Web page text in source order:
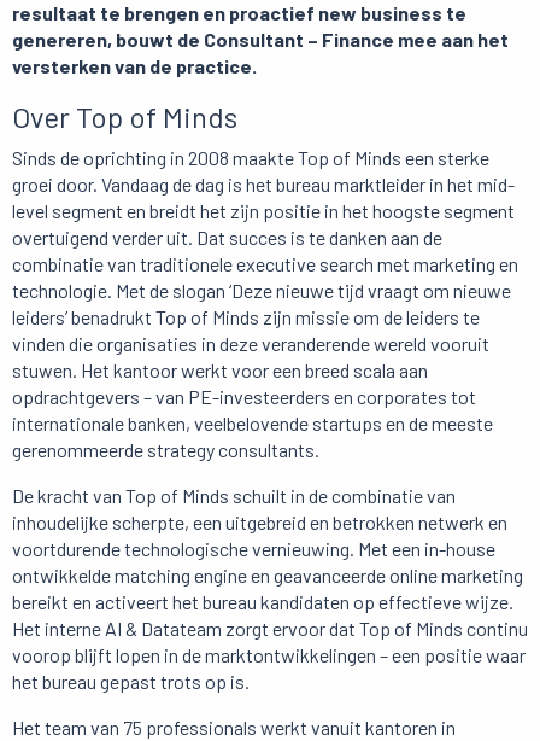
resultaat te brengen en proactief new business te
genereren, bouwt de Consultant – Finance mee aan het
versterken van de practice.
Over Top of Minds
Sinds de oprichting in 2008 maakte Top of Minds een sterke
groei door. Vandaag de dag is het bureau marktleider in het mid-
level segment en breidt het zijn positie in het hoogste segment
overtuigend verder uit. Dat succes is te danken aan de
combinatie van traditionele executive search met marketing en
technologie. Met de slogan ‘Deze nieuwe tijd vraagt om nieuwe
leiders’ benadrukt Top of Minds zijn missie om de leiders te
vinden die organisaties in deze veranderende wereld vooruit
stuwen. Het kantoor werkt voor een breed scala aan
opdrachtgevers – van PE-investeerders en corporates tot
internationale banken, veelbelovende startups en de meeste
gerenommeerde strategy consultants.
De kracht van Top of Minds schuilt in de combinatie van
inhoudelijke scherpte, een uitgebreid en betrokken netwerk en
voortdurende technologische vernieuwing. Met een in-house
ontwikkelde matching engine en geavanceerde online marketing
bereikt en activeert het bureau kandidaten op effectieve wijze.
Het interne AI & Datateam zorgt ervoor dat Top of Minds continu
voorop blijft lopen in de marktontwikkelingen – een positie waar
het bureau gepast trots op is.
Het team van 75 professionals werkt vanuit kantoren in